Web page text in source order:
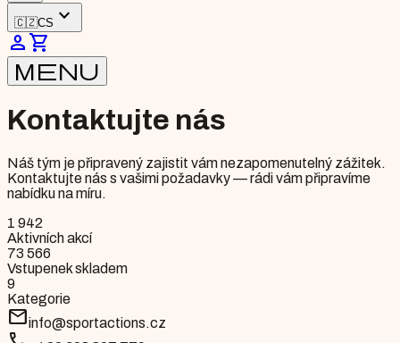
🇨🇿CS expand_more
personshopping_cart
menu
Kontaktujte nás
Náš tým je připravený zajistit vám nezapomenutelný zážitek.
Kontaktujte nás s vašimi požadavky — rádi vám připravíme
nabídku na míru.
1 942
Aktivních akcí
73 566
Vstupenek skladem
9
Kategorie
mailinfo@sportactions.cz